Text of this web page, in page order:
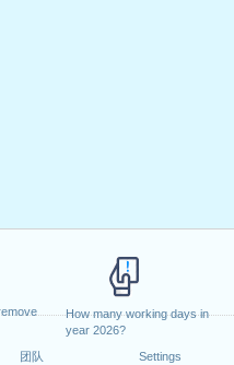
How many working days in
year 2026?
团队
Settings